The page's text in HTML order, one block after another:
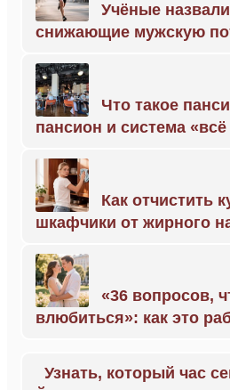
Учёные
снижающие мужскую
Что такое
пансион и система
Как отчистить
шкафчики от жирного
«36 вопросов,
влюбиться»: как это
Узнать, который час